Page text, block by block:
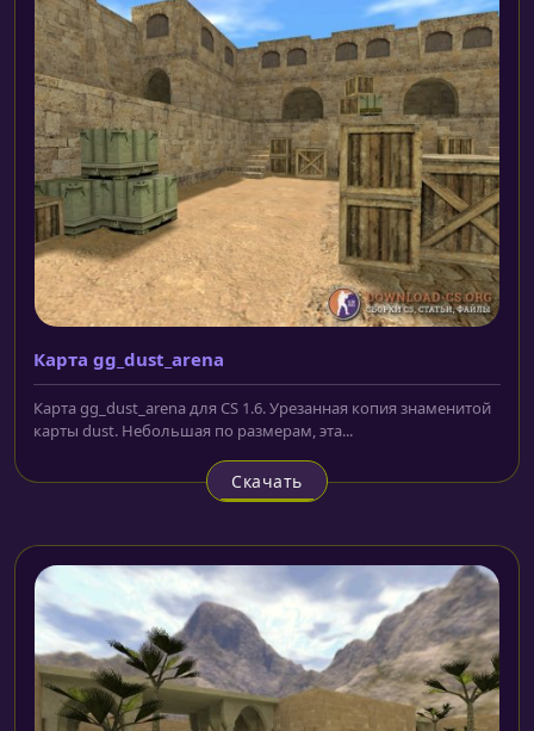
Карта gg_dust_arena
Карта gg_dust_arena для CS 1.6. Урезанная копия знаменитой
карты dust. Небольшая по размерам, эта...
Скачать